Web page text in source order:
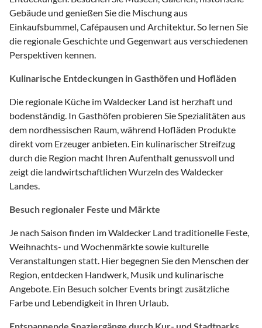
Gebäude und genießen Sie die Mischung aus
Einkaufsbummel, Cafépausen und Architektur. So lernen Sie
die regionale Geschichte und Gegenwart aus verschiedenen
Perspektiven kennen.
Kulinarische Entdeckungen in Gasthöfen und Hofläden
Die regionale Küche im Waldecker Land ist herzhaft und
bodenständig. In Gasthöfen probieren Sie Spezialitäten aus
dem nordhessischen Raum, während Hofläden Produkte
direkt vom Erzeuger anbieten. Ein kulinarischer Streifzug
durch die Region macht Ihren Aufenthalt genussvoll und
zeigt die landwirtschaftlichen Wurzeln des Waldecker
Landes.
Besuch regionaler Feste und Märkte
Je nach Saison finden im Waldecker Land traditionelle Feste,
Weihnachts- und Wochenmärkte sowie kulturelle
Veranstaltungen statt. Hier begegnen Sie den Menschen der
Region, entdecken Handwerk, Musik und kulinarische
Angebote. Ein Besuch solcher Events bringt zusätzliche
Farbe und Lebendigkeit in Ihren Urlaub.